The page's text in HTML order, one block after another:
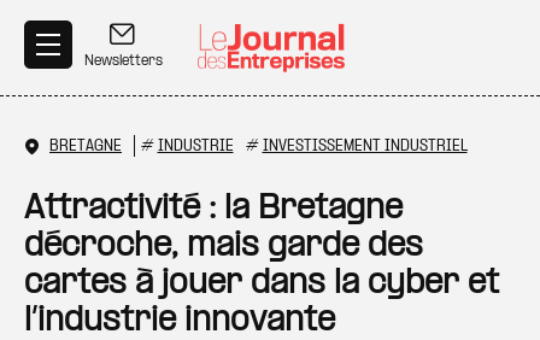
Newsletters
BRETAGNE # INDUSTRIE # INVESTISSEMENT INDUSTRIEL
Attractivité : la Bretagne
décroche, mais garde des
cartes à jouer dans la cyber et
l’industrie innovante